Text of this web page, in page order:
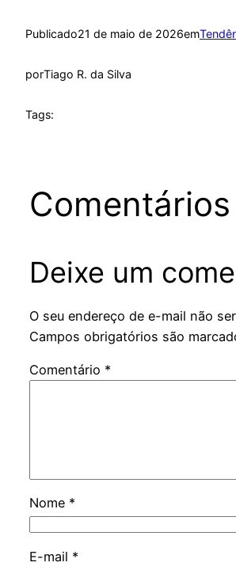
Publicado21 de maio de 2026em
porTiago R. da Silva
Tags:
Comentários
Deixe um
O seu endereço de e-mail não
Campos obrigatórios são
Comentário *
Nome *
E-mail *